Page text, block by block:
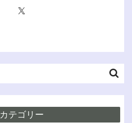
カテゴリー